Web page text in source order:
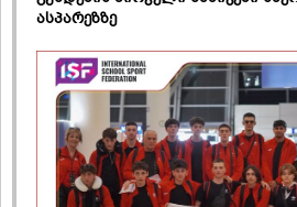
ასპარეზზე